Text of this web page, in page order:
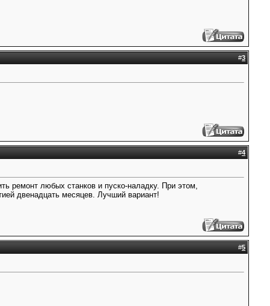
#3
#4
ремонт любых станков и пуско-наладку. При этом,
двенадцать месяцев. Лучший вариант!
#5